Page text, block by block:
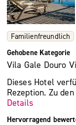
Familienfreundlich
Gehobene Kategorie
Vila Gale Douro
Dieses Hotel
Rezeption. Zu
Details
Hervorragend